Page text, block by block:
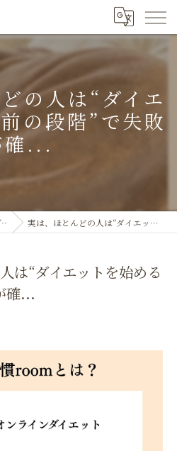
の人は“ダイエ
の段階”で失敗
確...
実は、ほとんどの人は“ダイエットを始める前の段階”で失敗が確...
は“ダイエットを始める
確...